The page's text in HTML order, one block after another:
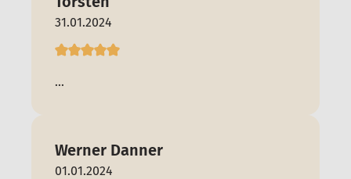
31.01.2024
...
Werner Danner
01.01.2024